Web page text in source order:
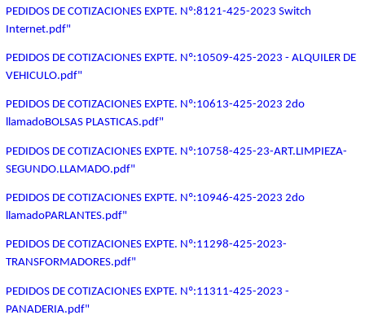
PEDIDOS DE COTIZACIONES EXPTE. Nº:8121-425-2023 Switch
Internet.pdf"
PEDIDOS DE COTIZACIONES EXPTE. Nº:10509-425-2023 - ALQUILER DE
VEHICULO.pdf"
PEDIDOS DE COTIZACIONES EXPTE. Nº:10613-425-2023 2do
llamadoBOLSAS PLASTICAS.pdf"
PEDIDOS DE COTIZACIONES EXPTE. Nº:10758-425-23-ART.LIMPIEZA-
SEGUNDO.LLAMADO.pdf"
PEDIDOS DE COTIZACIONES EXPTE. Nº:10946-425-2023 2do
llamadoPARLANTES.pdf"
PEDIDOS DE COTIZACIONES EXPTE. Nº:11298-425-2023-
TRANSFORMADORES.pdf"
PEDIDOS DE COTIZACIONES EXPTE. Nº:11311-425-2023 -
PANADERIA.pdf"